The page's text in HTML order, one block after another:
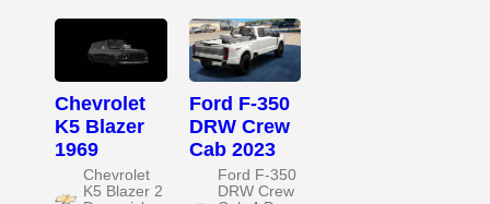
Chevrolet
K5 Blazer
1969
Chevrolet
K5 Blazer 2
Ford F-350
DRW Crew
Cab 2023
Ford F-350
DRW Crew